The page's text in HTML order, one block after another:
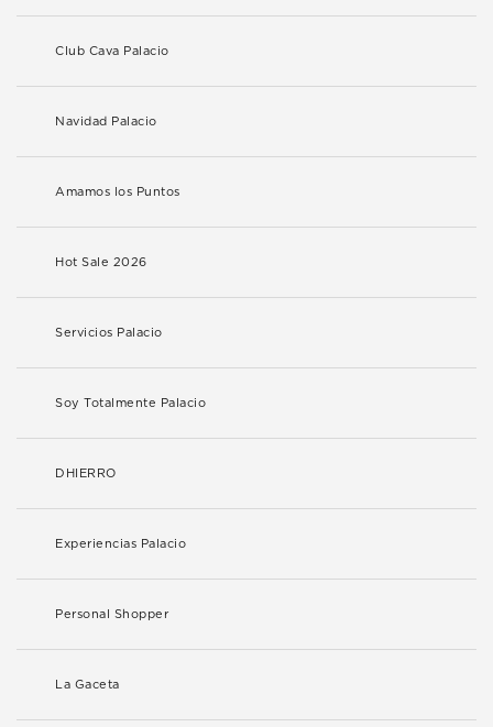
Club Cava Palacio
Navidad Palacio
Amamos los Puntos
Hot Sale 2026
Servicios Palacio
Soy Totalmente Palacio
DHIERRO
Experiencias Palacio
Personal Shopper
La Gaceta